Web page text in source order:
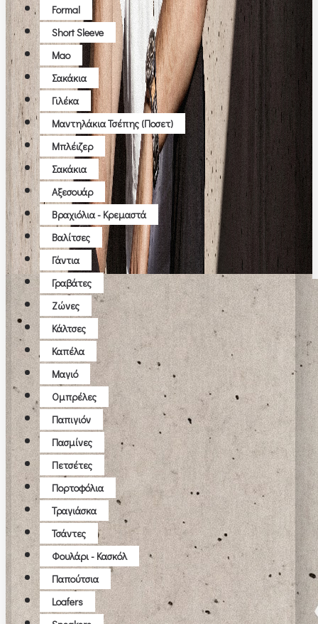
Formal
Short Sleeve
Μao
Σακάκια
Γιλέκα
Μαντηλάκια Τσέπης (ποσετ)
Μπλέιζερ
Σακάκια
Αξεσουάρ
Βραχιόλια - Κρεμαστά
Βαλίτσες
Γάντια
Γραβάτες
Ζώνες
Κάλτσες
Καπέλα
Μαγιό
Ομπρέλες
Παπιγιόν
Πασμίνες
Πετσέτες
Πορτοφόλια
Τραγιάσκα
Τσάντες
Φουλάρι - Κασκόλ
Παπούτσια
Loafers